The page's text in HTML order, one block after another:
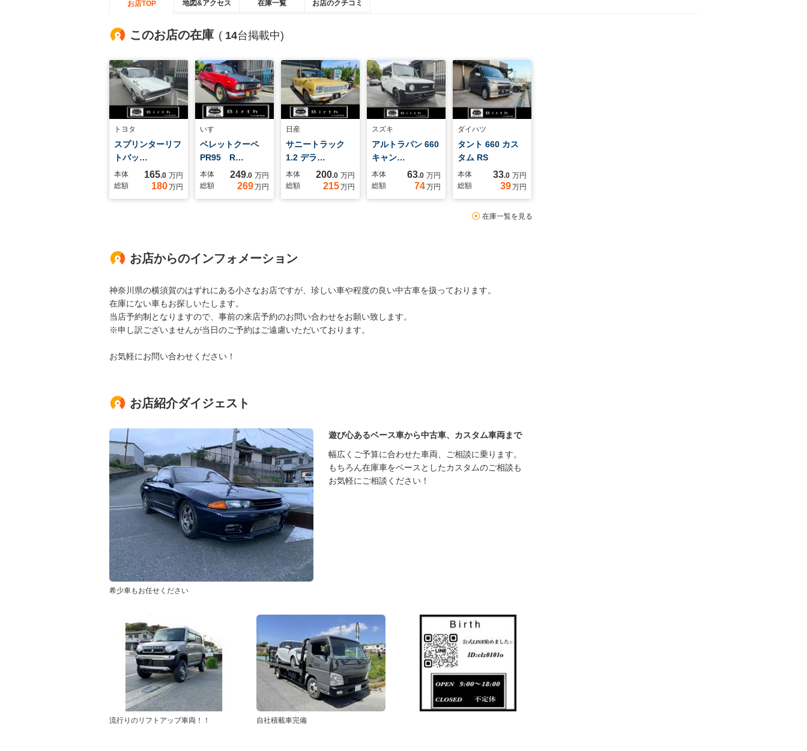
お店TOP 地図&アクセス 在庫一覧 お店のクチコミ
このお店の在庫 ( 14台掲載中)
トヨタ
スプリンターリフ
トバッ…
本体 165.0 万円
総額
180万円
いすゞ
ベレットクーペ
PR95 R…
本体 249.0 万円
総額
269万円
日産
サニートラック
1.2 デラ…
本体 200.0 万円
総額
215万円
スズキ
アルトラパン 660
キャン…
本体 63.0 万円
総額
74万円
ダイハツ
タント 660 カス
タム RS
本体 33.0 万円
総額
39万円
在庫一覧を見る
お店からのインフォメーション
神奈川県の横須賀のはずれにある小さなお店ですが、珍しい車や程度の良い中古車を扱っております。
在庫にない車もお探しいたします。
当店予約制となりますので、事前の来店予約のお問い合わせをお願い致します。
※申し訳ございませんが当日のご予約はご遠慮いただいております。
お気軽にお問い合わせください！
お店紹介ダイジェスト
希少車もお任せください
遊び心あるベース車から中古車、カスタム車両まで
幅広くご予算に合わせた車両、ご相談に乗ります。
もちろん在庫車をベースとしたカスタムのご相談も
お気軽にご相談ください！
流行りのリフトアップ車両！！ 自社積載車完備